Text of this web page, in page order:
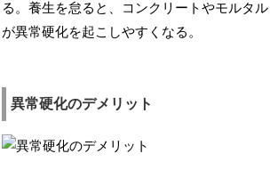
る。養生を怠ると、コンクリートやモルタル
が異常硬化を起こしやすくなる。
異常硬化のデメリット